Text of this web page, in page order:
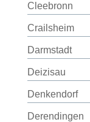
Cleebronn
Crailsheim
Darmstadt
Deizisau
Denkendorf
Derendingen